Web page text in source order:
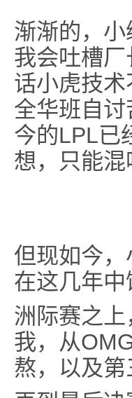
渐渐的，
我会吐槽
话小虎技
全华班自
今的LPL已
想，只能
但现如今
在这几年
洲际赛之
我，从
熬，以及